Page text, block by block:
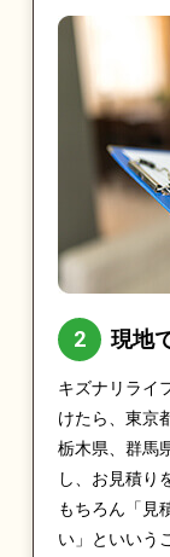
現地
キズナリライ
けたら、東京
栃木県、群馬
し、お見積り
もちろん「見
い」といいう